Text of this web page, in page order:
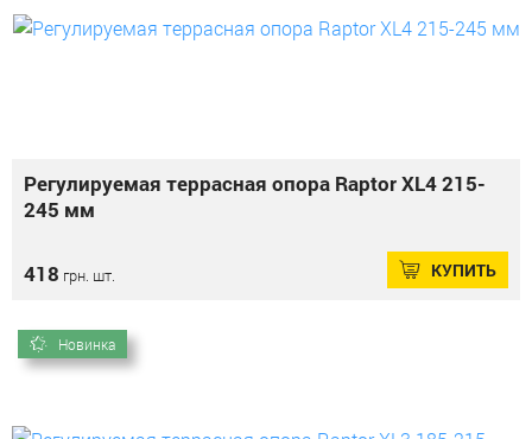
Регулируемая террасная опора Raptor XL4 215-
245 мм
418 грн. шт. КУПИТЬ
Новинка